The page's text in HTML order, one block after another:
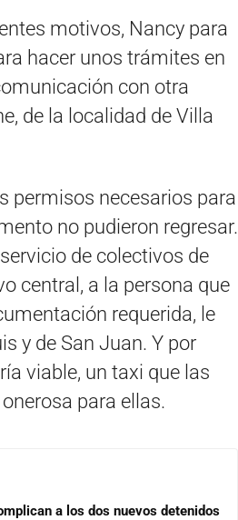
motivos, Nancy para
hacer unos trámites en
con otra
de la localidad de Villa
permisos necesarios para
no pudieron regresar.
de colectivos de
central, a la persona que
requerida, le
y de San Juan. Y por
viable, un taxi que las
para ellas.
a los dos nuevos detenidos